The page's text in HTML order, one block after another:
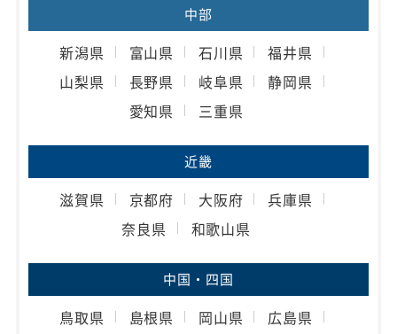
中部
新潟県 富山県 石川県
福井県
山梨県
長野県 岐阜県
静岡県
愛知県
三重県
近畿
滋賀県 京都府 大阪府
兵庫県
奈良県
和歌山県
中国・四国
鳥取県 島根県 岡山県
広島県